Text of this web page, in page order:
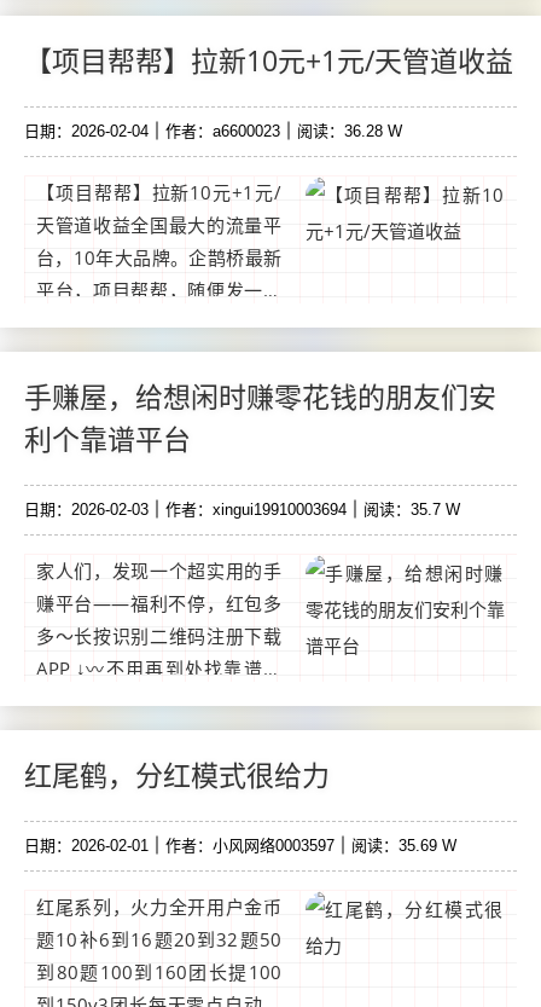
满，待遇置顶！顶包3w | 稳定
可靠，补贴拉满、提现速度薪
【项目帮帮】拉新10元+1元/天管道收益
日期：2026-02-04 作者：a6600023 阅读：36.28 W
【项目帮帮】拉新10元+1元/
天管道收益全国最大的流量平
台，10年大品牌。企鹊桥最新
平台，项目帮帮，随便发一个
项目，日上粉100，扫码注册
即送价值298会员。可以发项
目，找兼职副业项目。...
手赚屋，给想闲时赚零花钱的朋友们安
利个靠谱平台
日期：2026-02-03 作者：xingui19910003694 阅读：35.7 W
家人们，发现一个超实用的手
赚平台——福利不停，红包多
多～长按识别二维码注册下载
APP ↓〰️不用再到处找靠谱渠
道啦～ 而且邀好友还能赚奖
励，福利红包天天有，多参与
多划算！...
红尾鹤，分红模式很给力
日期：2026-02-01 作者：小风网络0003597 阅读：35.69 W
红尾系列，火力全开用户金币
题10补6到16题20到32题50
到80题100到160团长提100